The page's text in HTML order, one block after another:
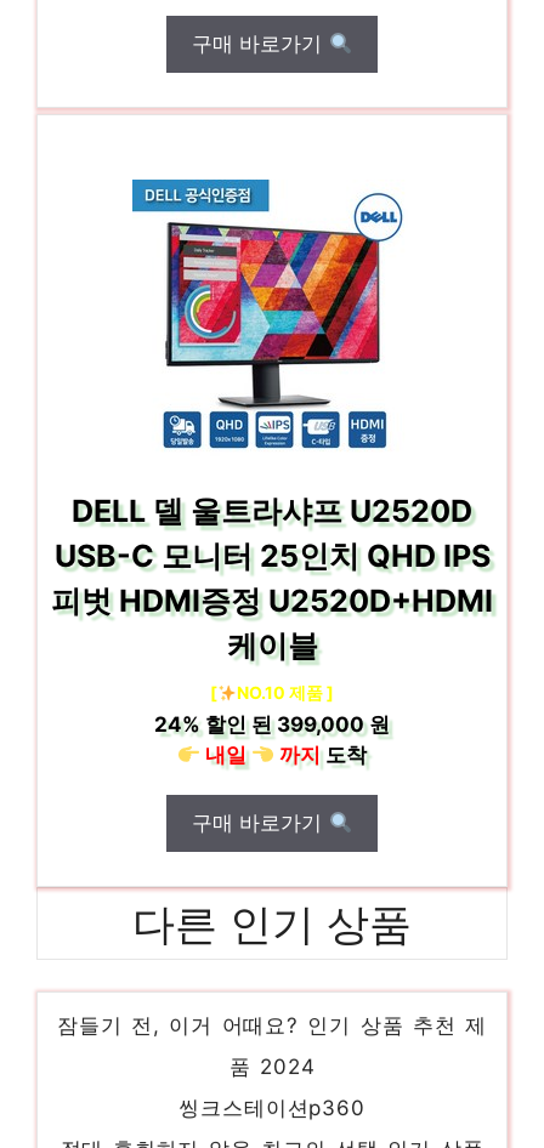
구매 바로가기
DELL 델 울트라샤프 U2520D
USB-C 모니터 25인치 QHD IPS
피벗 HDMI증정 U2520D+HDMI
케이블
[ NO.10 제품 ]
24%할인 된399,000 원
내일
까지도착
구매 바로가기
다른 인기 상품
dell렉서버
절대 후회하지 않을 최고의 선택 인기 상품